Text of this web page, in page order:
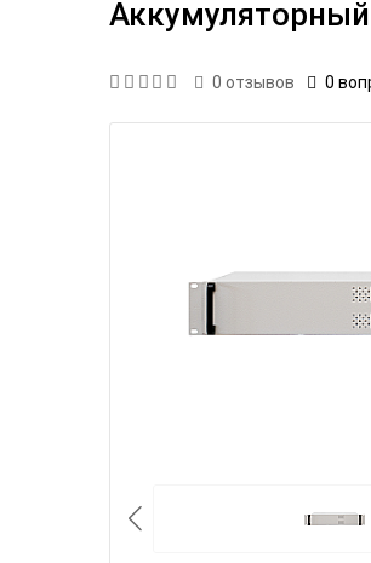
0 отзывов 0